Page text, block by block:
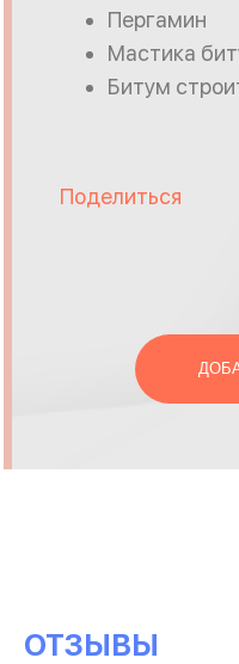
Пергамин
Мастика
Битум
Поделиться
ОТЗЫВЫ